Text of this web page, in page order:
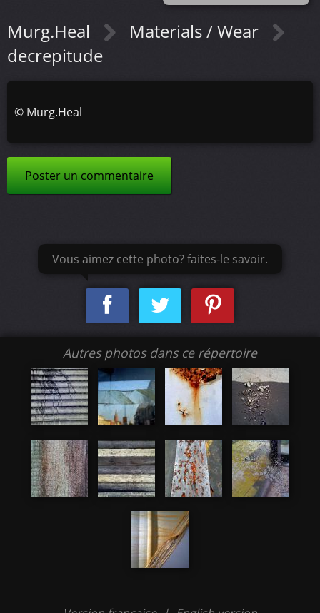
Murg.Heal
Materials / Wear
decrepitude
© Murg.Heal
Poster un commentaire
Vous aimez cette photo? faites-le savoir.
Autres photos dans ce répertoire